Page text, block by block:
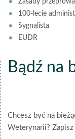
Zasady
100-lecie
Sygnalista
EUDR
Bądź na
Chcesz być na
Weterynarii?